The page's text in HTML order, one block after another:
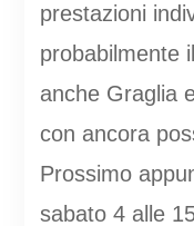
prestazioni
probabilmente
anche Graglia
con ancora
Prossimo
sabato 4 alle